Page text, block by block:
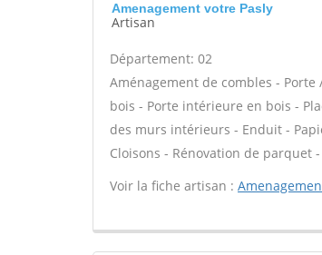
Amenagement votre Pasly
Artisan
Département: 02
Aménagement de combles -
bois - Porte intérieure en bois -
des murs intérieurs - Enduit -
Cloisons - Rénovation de parquet
Voir la fiche artisan :